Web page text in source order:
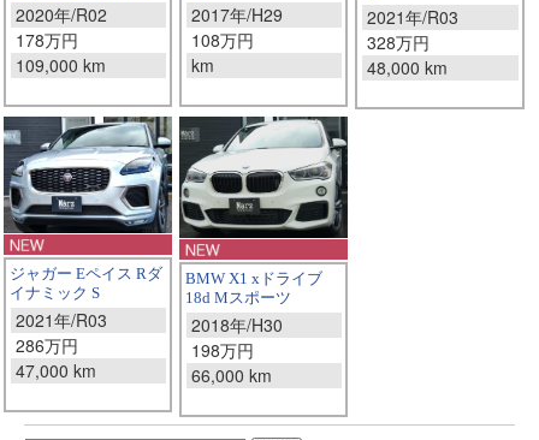
2020年/R02
178万円
109,000 km
2017年/H29
108万円
km
2021年/R03
328万円
48,000 km
ジャガー Eペイス Rダ
イナミック S
2021年/R03
286万円
47,000 km
BMW X1 xドライブ
18d Mスポーツ
2018年/H30
198万円
66,000 km